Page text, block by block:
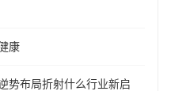
康
势布局折射什么行业新启